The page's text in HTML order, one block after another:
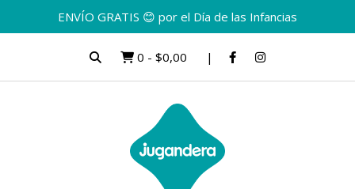
ENVÍO GRATIS 😊 por el Día de las Infancias
0 - $0,00